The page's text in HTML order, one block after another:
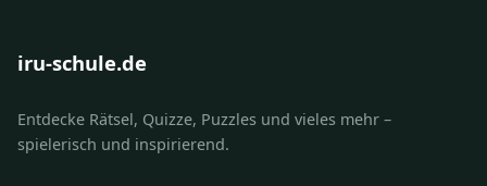
iru-schule.de
Entdecke Rätsel, Quizze, Puzzles und vieles mehr –
spielerisch und inspirierend.